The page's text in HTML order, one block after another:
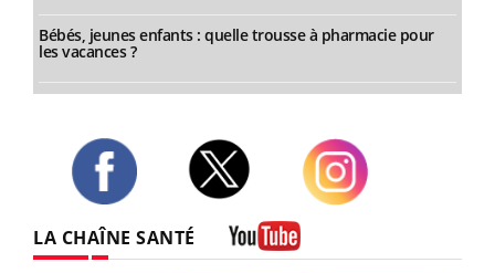
Bébés, jeunes enfants : quelle trousse à pharmacie pour
les vacances ?
LA CHAÎNE SANTÉ